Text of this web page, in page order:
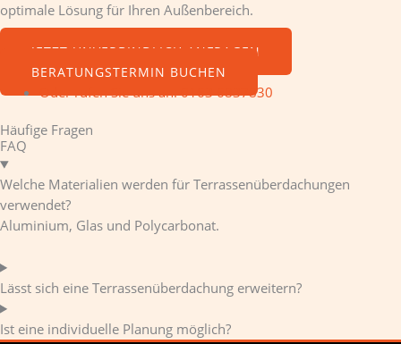
optimale Lösung für Ihren Außenbereich.
JETZT UNVERBINDLICH ANFRAGEN
BERATUNGSTERMIN BUCHEN
Oder rufen Sie uns an: 0163 6837830
Häufige Fragen
FAQ
Welche Materialien werden für Terrassenüberdachungen
verwendet?
Aluminium, Glas und Polycarbonat.
Lässt sich eine Terrassenüberdachung erweitern?
Ist eine individuelle Planung möglich?